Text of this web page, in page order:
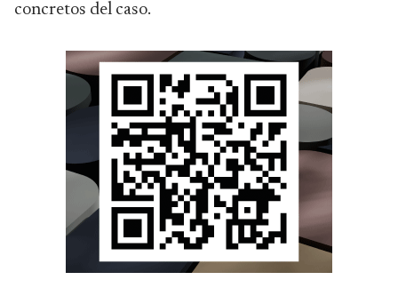
concretos del caso.